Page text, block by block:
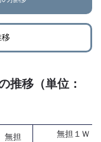
推移（単位：
無担
無担１Ｗ